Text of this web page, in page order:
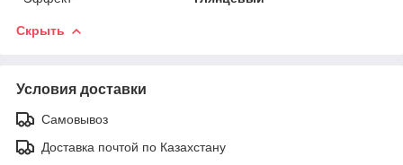
Скрыть
Условия доставки
Самовывоз
Доставка почтой по Казахстану